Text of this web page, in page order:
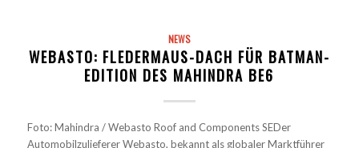
NEWS
WEBASTO: FLEDERMAUS-DACH FÜR BATMAN-
EDITION DES MAHINDRA BE6
Foto: Mahindra / Webasto Roof and Components SEDer
Automobilzulieferer Webasto, bekannt als globaler Marktführer